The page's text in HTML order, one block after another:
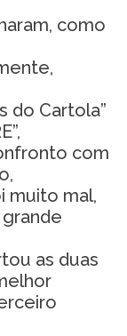
como
do Cartola”
com
muito mal,
as duas